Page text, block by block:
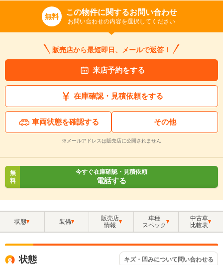
無料 この物件に関するお問い合わせ
お問い合わせの内容を選択してください
販売店から最短即日、メールで返答！
来店予約をする
在庫確認・見積依頼をする
車両状態を確認する その他
※メールアドレスは販売店に公開されません
無
料
今すぐ在庫確認・見積依頼
電話する
状態 装備
販売店
情報
車種
スペック
中古車
比較表
状態 キズ・凹みについて問い合わせる